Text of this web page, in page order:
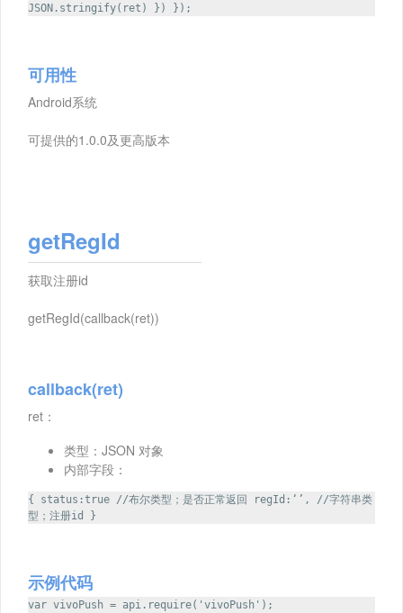
JSON.stringify(ret) }) });
可用性
Android系统
可提供的1.0.0及更高版本
getRegId
获取注册id
getRegId(callback(ret))
callback(ret)
ret：
类型：JSON 对象
内部字段：
{ status:true //布尔类型；是否正常返回 regId:‘’, //字符串类
型；注册id }
示例代码
var vivoPush = api.require('vivoPush');